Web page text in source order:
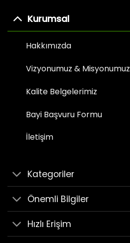
Kurumsal
Hakkımızda
Vizyonumuz & Misyonumuz
Kalite Belgelerimiz
Bayi Başvuru Formu
İletişim
Kategoriler
Önemli Bilgiler
Hızlı Erişim